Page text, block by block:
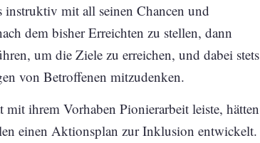
mit all seinen Chancen und
dem bisher Erreichten zu stellen, dann
um die Ziele zu erreichen, und dabei stets
von Betroffenen mitzudenken.
ihrem Vorhaben Pionierarbeit leiste, hätten
einen Aktionsplan zur Inklusion entwickelt.